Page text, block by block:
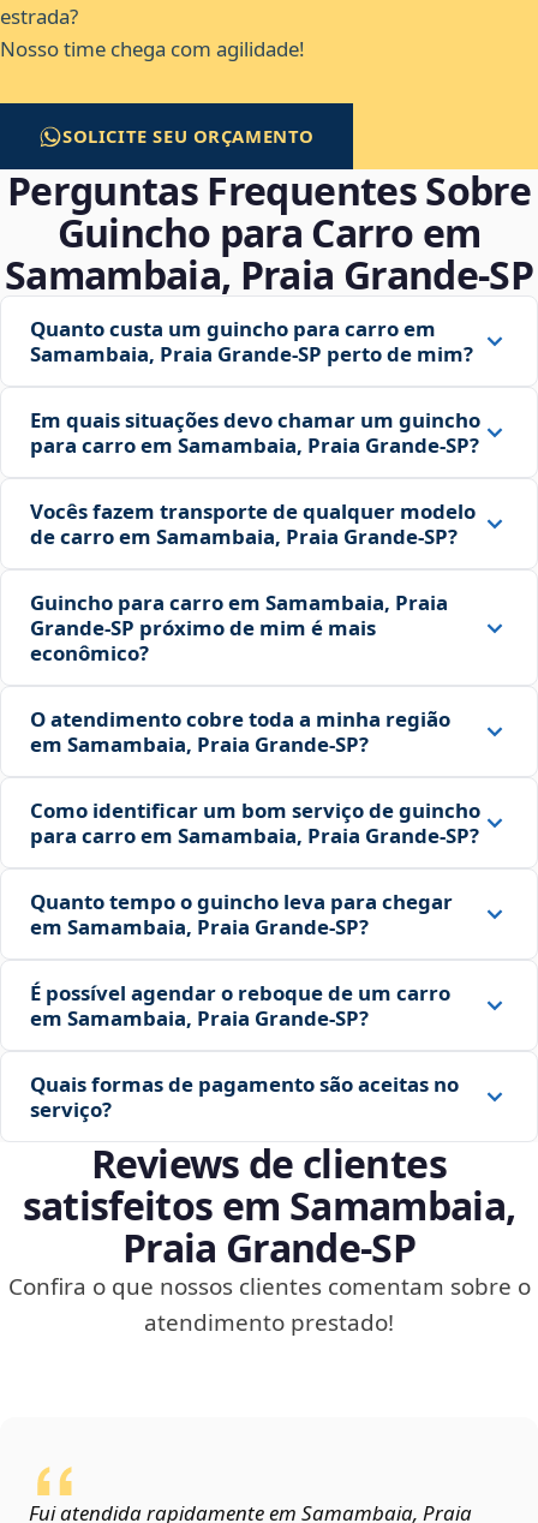
estrada?
Nosso time chega com agilidade!
SOLICITE SEU ORÇAMENTO
Perguntas Frequentes Sobre
Guincho para Carro em
Samambaia, Praia Grande‑SP
Quanto custa um guincho para carro em
Samambaia, Praia Grande‑SP perto de mim?
Em quais situações devo chamar um guincho
para carro em Samambaia, Praia Grande‑SP?
Vocês fazem transporte de qualquer modelo
de carro em Samambaia, Praia Grande‑SP?
Guincho para carro em Samambaia, Praia
Grande‑SP próximo de mim é mais
econômico?
O atendimento cobre toda a minha região
em Samambaia, Praia Grande‑SP?
Como identificar um bom serviço de guincho
para carro em Samambaia, Praia Grande‑SP?
Quanto tempo o guincho leva para chegar
em Samambaia, Praia Grande‑SP?
É possível agendar o reboque de um carro
em Samambaia, Praia Grande‑SP?
Quais formas de pagamento são aceitas no
serviço?
Reviews de clientes
satisfeitos em Samambaia,
Praia Grande‑SP
Confira o que nossos clientes comentam sobre o
atendimento prestado!
Fui atendida rapidamente em Samambaia, Praia